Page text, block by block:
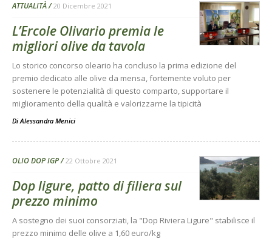
ATTUALITÀ 20 Dicembre 2021
L’Ercole Olivario premia le
migliori olive da tavola
Lo storico concorso oleario ha concluso la prima edizione del
premio dedicato alle olive da mensa, fortemente voluto per
sostenere le potenzialità di questo comparto, supportare il
miglioramento della qualità e valorizzarne la tipicità
DiAlessandra Menici
OLIO DOP IGP 22 Ottobre 2021
Dop ligure, patto di filiera sul
prezzo minimo
A sostegno dei suoi consorziati, la "Dop Riviera Ligure" stabilisce il
prezzo minimo delle olive a 1,60 euro/kg